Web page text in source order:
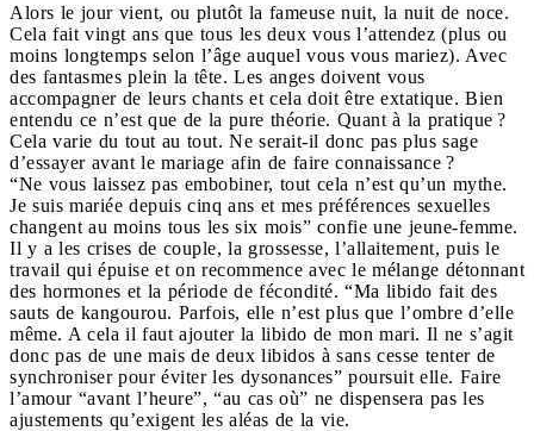
Alors le jour vient, ou plutôt la fameuse nuit, la nuit de noce.
Cela fait vingt ans que tous les deux vous l’attendez (plus ou
moins longtemps selon l’âge auquel vous vous mariez). Avec
des fantasmes plein la tête. Les anges doivent vous
accompagner de leurs chants et cela doit être extatique. Bien
entendu ce n’est que de la pure théorie. Quant à la pratique ?
Cela varie du tout au tout. Ne serait-il donc pas plus sage
d’essayer avant le mariage afin de faire connaissance ?
“Ne vous laissez pas embobiner, tout cela n’est qu’un mythe.
Je suis mariée depuis cinq ans et mes préférences sexuelles
changent au moins tous les six mois” confie une jeune-femme.
Il y a les crises de couple, la grossesse, l’allaitement, puis le
travail qui épuise et on recommence avec le mélange détonnant
des hormones et la période de fécondité. “Ma libido fait des
sauts de kangourou. Parfois, elle n’est plus que l’ombre d’elle
même. A cela il faut ajouter la libido de mon mari. Il ne s’agit
donc pas de une mais de deux libidos à sans cesse tenter de
synchroniser pour éviter les dysonances” poursuit elle. Faire
l’amour “avant l’heure”, “au cas où” ne dispensera pas les
ajustements qu’exigent les aléas de la vie.